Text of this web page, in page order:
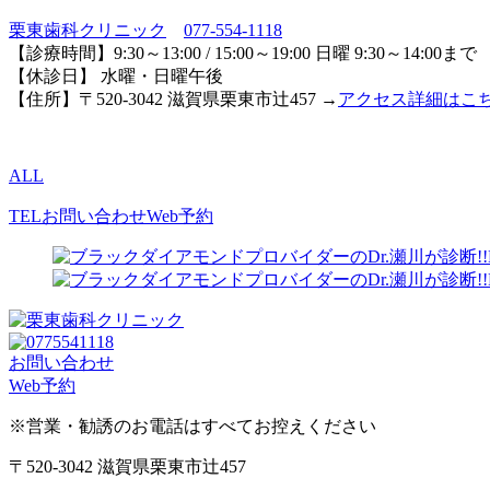
栗東歯科クリニック
077-554-1118
【診療時間】9:30～13:00 / 15:00～19:00 日曜 9:30～14:00まで
【休診日】 水曜・日曜午後
【住所】〒520-3042 滋賀県栗東市辻457 → アクセス詳細はこ
ALL
TELお問い合わせWeb予約
お問い合わせ
Web予約
※営業・勧誘のお電話はすべてお控えください
〒520-3042 滋賀県栗東市辻457